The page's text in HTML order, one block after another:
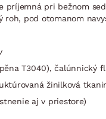
pri bežnom
roh, pod otomanom
T3040), čalúnnický
žinilková
aj v priestore)